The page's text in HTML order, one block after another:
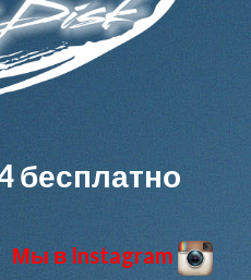
бесплатно
Мы в Instagram